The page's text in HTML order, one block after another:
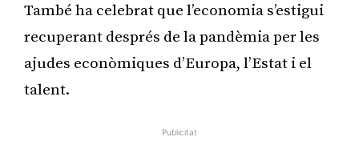
També ha celebrat que l’economia s’estigui
recuperant després de la pandèmia per les
ajudes econòmiques d’Europa, l’Estat i el
talent.
Publicitat